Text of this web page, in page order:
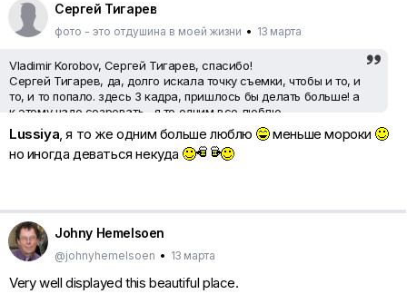
Сергей Тигарев
фото - это отдушина в моей жизни • 13 марта
Vladimir Korobov, Сергей Тигарев, спасибо!
Сергей Тигарев, да, долго искала точку съемки, чтобы и то, и
то, и то попало. здесь 3 кадра, пришлось бы делать больше! а
к этому надо созревать... я то одним все люблю.
Lussiya, я то же одним больше люблю
меньше мороки
но иногда деваться некуда
Johny Hemelsoen
@johnyhemelsoen • 13 марта
Very well displayed this beautiful place.